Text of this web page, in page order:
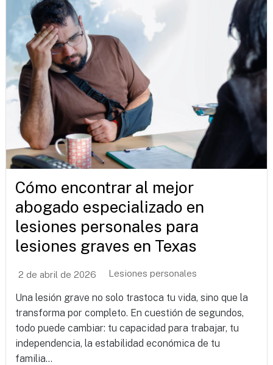
Cómo encontrar al mejor
abogado especializado en
lesiones personales para
lesiones graves en Texas
2 de abril de 2026 Lesiones personales
Una lesión grave no solo trastoca tu vida, sino que la
transforma por completo. En cuestión de segundos,
todo puede cambiar: tu capacidad para trabajar, tu
independencia, la estabilidad económica de tu
familia...